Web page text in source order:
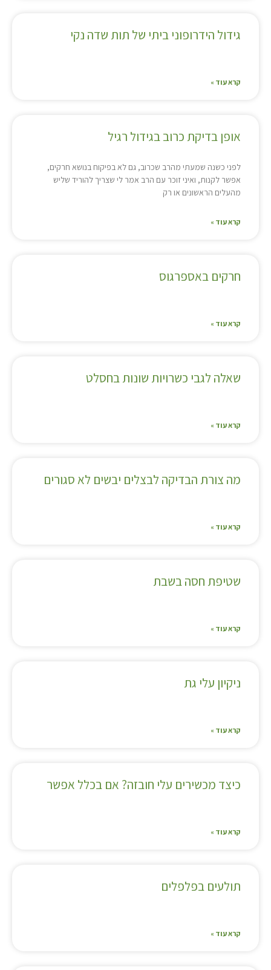
גידול הידרופוני ביתי של תות שדה נקי
קרא עוד »
אופן בדיקת כרוב בגידול רגיל
לפני כשנה שמעתי מהרב שכרוב, גם לא בפיקוח בנושא חרקים,
אפשר לקנות, ואיני זוכר עם הרב אמר לי שצריך להוריד שליש
מהעלים הראשונים או רק
קרא עוד »
חרקים באספרגוס
קרא עוד »
שאלה לגבי כשרויות שונות בחסלט
קרא עוד »
מה צורת הבדיקה לבצלים יבשים לא סגורים
קרא עוד »
שטיפת חסה בשבת
קרא עוד »
ניקיון עלי גת
קרא עוד »
כיצד מכשירים עלי חובזה? אם בכלל אפשר
קרא עוד »
תולעים בפלפלים
קרא עוד »